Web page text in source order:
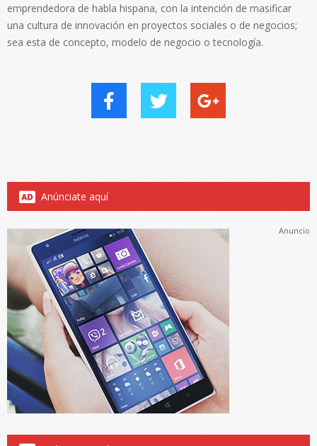
emprendedora de habla hispana, con la intención de masificar
una cultura de innovación en proyectos sociales o de negocios;
sea esta de concepto, modelo de negocio o tecnología.
Anúnciate aquí
Anuncio